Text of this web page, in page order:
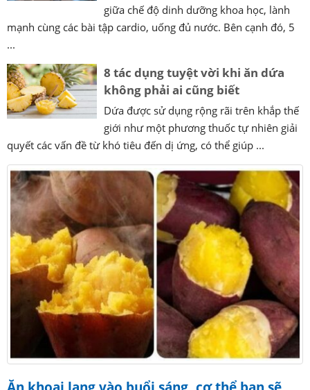
giữa chế độ dinh dưỡng khoa học, lành
mạnh cùng các bài tập cardio, uống đủ nước. Bên cạnh đó, 5
...
8 tác dụng tuyệt vời khi ăn dứa
không phải ai cũng biết
Dứa được sử dụng rộng rãi trên khắp thế
giới như một phương thuốc tự nhiên giải
quyết các vấn đề từ khó tiêu đến dị ứng, có thể giúp ...